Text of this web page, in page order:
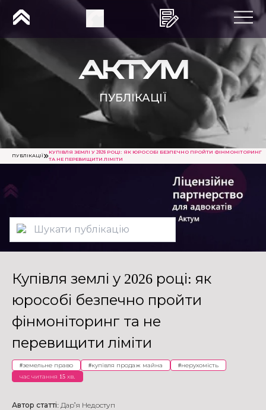
ПУБЛІКАЦІЇ
ПУБЛІКАЦІЇ
КУПІВЛЯ ЗЕМЛІ У 2026 РОЦІ: ЯК ЮРОСОБІ БЕЗПЕЧНО ПРОЙТИ ФІНМОНІТОРИНГ
ТА НЕ ПЕРЕВИЩИТИ ЛІМІТИ
Купівля землі у 2026 році: як
юрособі безпечно пройти
фінмоніторинг та не
перевищити ліміти
#земельне право #купівля продаж майна #нерухомість
час читання 15 хв.
Автор статті: Дар'я Недоступ